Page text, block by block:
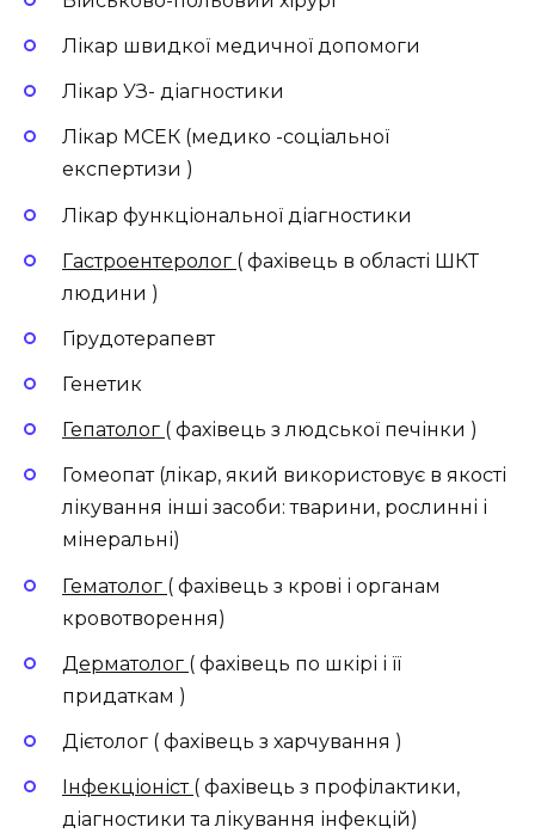
Лікар швидкої медичної допомоги
Лікар УЗ- діагностики
Лікар МСЕК (медико -соціальної
експертизи )
Лікар функціональної діагностики
Гастроентеролог ( фахівець в області ШКТ
людини )
Гірудотерапевт
Генетик
Гепатолог ( фахівець з людської печінки )
Гомеопат (лікар, який використовує в якості
лікування інші засоби: тварини, рослинні і
мінеральні)
Гематолог ( фахівець з крові і органам
кровотворення)
Дерматолог ( фахівець по шкірі і її
придаткам )
Дієтолог ( фахівець з харчування )
Інфекціоніст ( фахівець з профілактики,
діагностики та лікування інфекцій)